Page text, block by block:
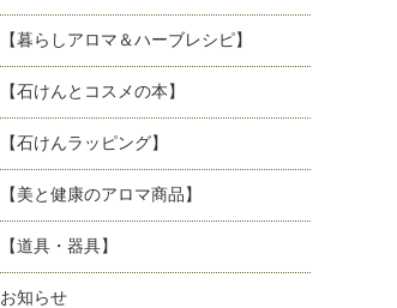
【暮らしアロマ＆ハーブレシピ】
【石けんとコスメの本】
【石けんラッピング】
【美と健康のアロマ商品】
【道具・器具】
お知らせ